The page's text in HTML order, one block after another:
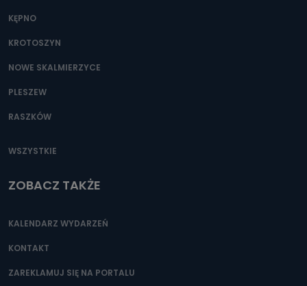
KĘPNO
KROTOSZYN
NOWE SKALMIERZYCE
PLESZEW
RASZKÓW
WSZYSTKIE
ZOBACZ TAKŻE
KALENDARZ WYDARZEŃ
KONTAKT
ZAREKLAMUJ SIĘ NA PORTALU